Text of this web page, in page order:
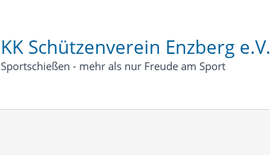
KK Schützenverein Enzberg e.V.
Sportschießen - mehr als nur Freude am Sport